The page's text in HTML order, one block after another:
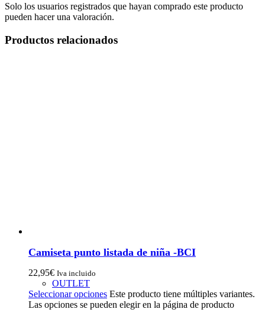
Solo los usuarios registrados que hayan comprado este producto
pueden hacer una valoración.
Productos relacionados
Camiseta punto listada de niña -BCI
22,95€ Iva incluido
OUTLET
Seleccionar opciones Este producto tiene múltiples variantes.
Las opciones se pueden elegir en la página de producto